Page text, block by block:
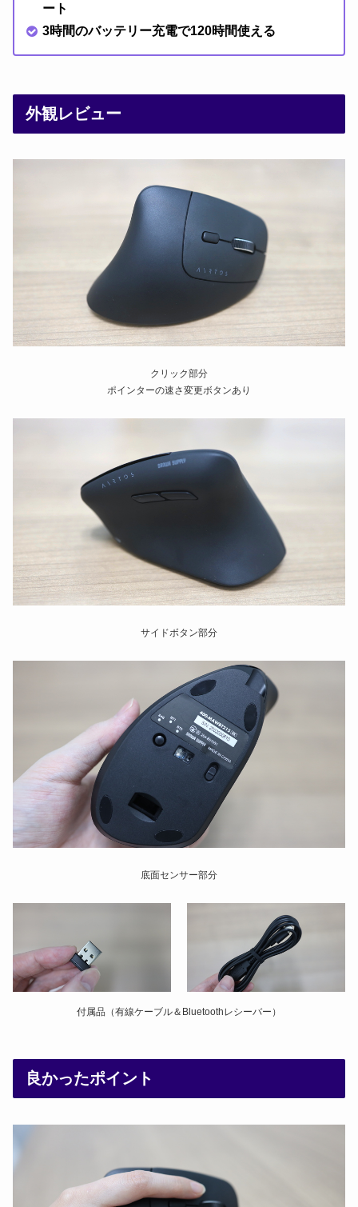
ート
3時間のバッテリー充電で120時間使える
外観レビュー
クリック部分
ポインターの速さ変更ボタンあり
サイドボタン部分
底面センサー部分
付属品（有線ケーブル＆Bluetoothレシーバー）
良かったポイント